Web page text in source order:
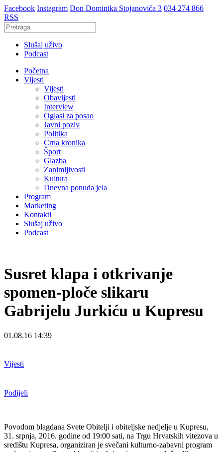
Facebook Instagram Don Dominika Stojanovića 3 034 274 866
RSS
Slušaj uživo
Podcast
Početna
Vijesti
Vijesti
Obavijesti
Interview
Oglasi za posao
Javni poziv
Politika
Crna kronika
Šport
Glazba
Zanimljivosti
Kultura
Dnevna ponuda jela
Program
Marketing
Kontakti
Slušaj uživo
Podcast
Susret klapa i otkrivanje
spomen-ploče slikaru
Gabrijelu Jurkiću u Kupresu
01.08.16 14:39
Vijesti
Podijeli
Povodom blagdana Svete Obitelji i obiteljske nedjelje u Kupresu,
31. srpnja, 2016. godine od 19:00 sati, na Trgu Hrvatskih vitezova u
središtu Kupresa, organiziran je svečani kulturno-zabavni program